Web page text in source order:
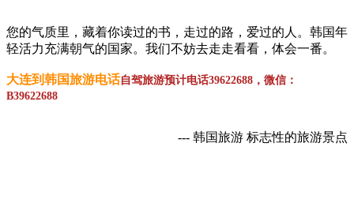
您的气质里，藏着你读过的书，走过的路，爱过的人。韩国年
轻活力充满朝气的国家。我们不妨去走走看看，体会一番。
大连到韩国旅游电话自驾旅游预计电话39622688，微信：
B39622688
--- 韩国旅游 标志性的旅游景点